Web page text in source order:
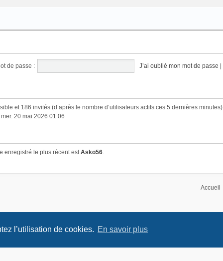
l’utilisation de cookies. En savoir plus
de passe : J’ai oublié mon mot de passe |
et 186 invités (d’après le nombre d’utilisateurs actifs ces 5 dernières minutes)
mer. 20 mai 2026 01:06
enregistré le plus récent estAsko56.
Accueil